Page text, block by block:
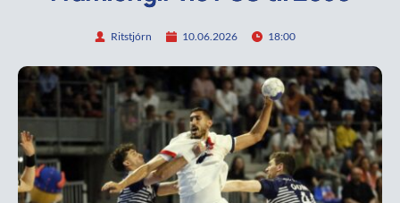
Ritstjórn 10.06.2026 18:00